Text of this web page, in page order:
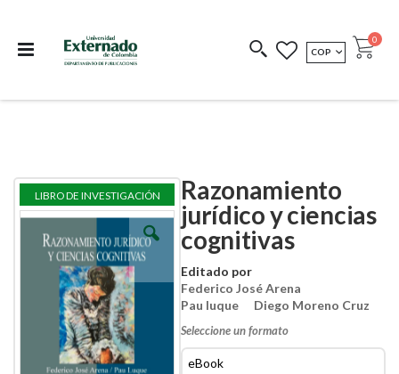
COEDICIONES REDIMIR CÓDIGO
MONEDA
COP Cart
0
Razonamiento
jurídico y ciencias
cognitivas
Editado por
Federico José Arena
Pau luque
Diego Moreno Cruz
Seleccione un formato
eBook
Skip
the
Skip
the
beginning
LIBRO DE INVESTIGACIÓN